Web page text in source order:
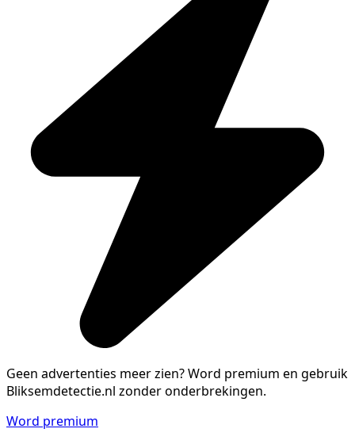
Geen advertenties meer zien?Word premium en gebruik
Bliksemdetectie.nl zonder onderbrekingen.
Word premium